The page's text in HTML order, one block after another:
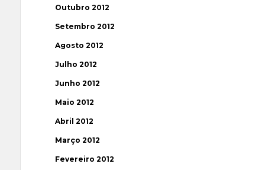
Outubro 2012
Setembro 2012
Agosto 2012
Julho 2012
Junho 2012
Maio 2012
Abril 2012
Março 2012
Fevereiro 2012